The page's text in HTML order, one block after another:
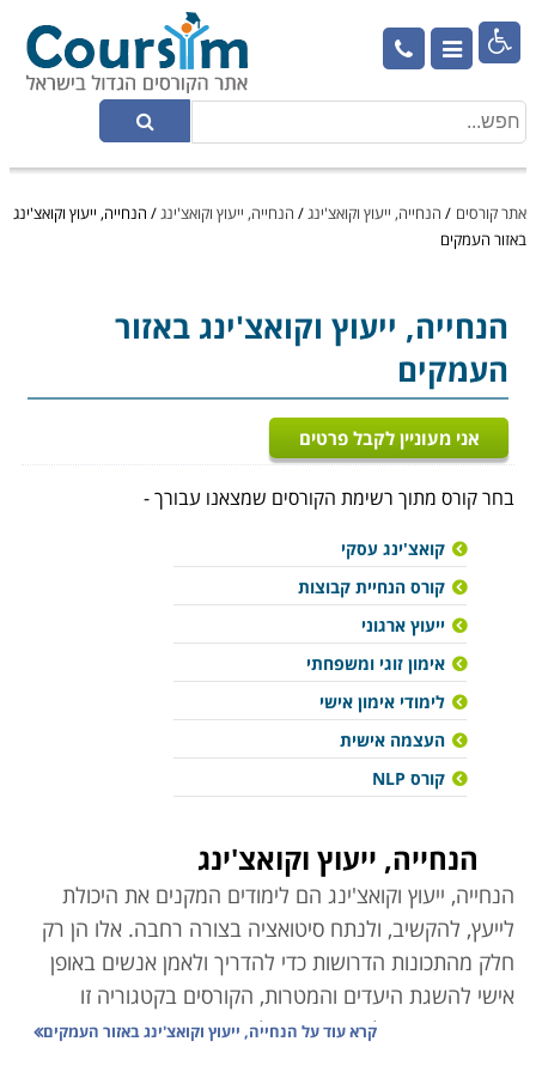

אתר קורסים / הנחייה, ייעוץ וקואצ'ינג/ הנחייה, ייעוץ וקואצ'ינג/ הנחייה, ייעוץ וקואצ'ינג
באזור העמקים
הנחייה, ייעוץ וקואצ'ינג באזור
העמקים
אני מעוניין לקבל פרטים
בחר קורס מתוך רשימת הקורסים שמצאנו עבורך -
קואצ'ינג עסקי
קורס הנחיית קבוצות
ייעוץ ארגוני
אימון זוגי ומשפחתי
לימודי אימון אישי
העצמה אישית
קורס NLP
הנחייה, ייעוץ וקואצ'ינג
הנחייה, ייעוץ וקואצ'ינג הם לימודים המקנים את היכולת
לייעץ, להקשיב, ולנתח סיטואציה בצורה רחבה. אלו הן רק
חלק מהתכונות הדרושות כדי להדריך ולאמן אנשים באופן
אישי להשגת היעדים והמטרות, הקורסים בקטגוריה זו
מעניקים את הכלים הדרושים לשם יצירת השינוי הפנימי
קרא עוד על הנחייה, ייעוץ וקואצ'ינג באזור העמקים